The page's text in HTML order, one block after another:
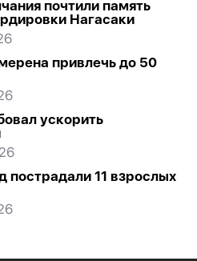
почтили память
Нагасаки
привлечь до 50
ускорить
пострадали 11 взрослых